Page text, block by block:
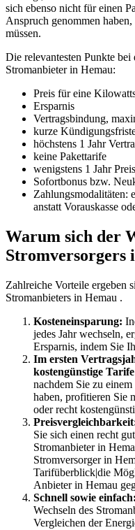
sich ebenso nicht für einen
Anspruch genommen
müssen.
Die relevantesten Punkte
Stromanbieter in Hemau:
Preis für eine
Ersparnis
Vertragsbindung,
kurze
höchstens 1 Jahr
keine Pakettarife
wenigstens 1 Jahr
Sofortbonus bzw.
Zahlungsmodalitäten:
anstatt Vorauskasse
Warum sich der
Stromversorgers
Zahlreiche Vorteile ergeben
Stromanbieters in Hemau .
Kosteneinsparung:
jedes Jahr wechseln,
Ersparnis, indem Sie
Im ersten
kostengünstige
nachdem Sie zu
haben, profitieren Sie
oder recht
Sie sich einen recht
Stromanbieter in
Stromversorger in
Tarifüberblick|die
Anbieter in Hemau
Schnell sowie einfach:
Wechseln des
Vergleichen der